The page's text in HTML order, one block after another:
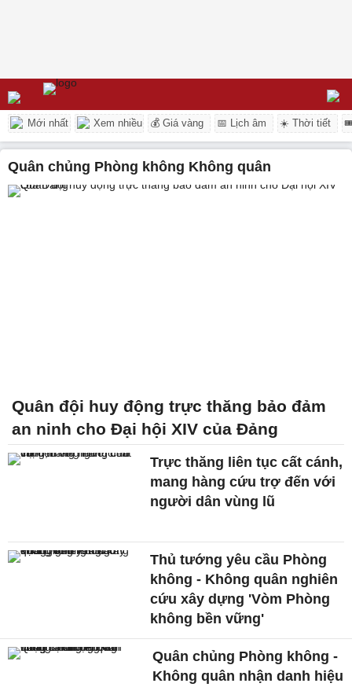
Mới nhất Xem nhiều 💰 Giá vàng 📅 Lịch âm ☀️ Thời tiết
Quân chủng Phòng không Không quân
Quân đội huy động trực thăng bảo đảm
an ninh cho Đại hội XIV của Đảng
Trực thăng liên tục cất cánh,
mang hàng cứu trợ đến với
người dân vùng lũ
Thủ tướng yêu cầu Phòng
không - Không quân nghiên
cứu xây dựng 'Vòm Phòng
không bền vững'
Quân chủng Phòng không -
Không quân nhận danh hiệu